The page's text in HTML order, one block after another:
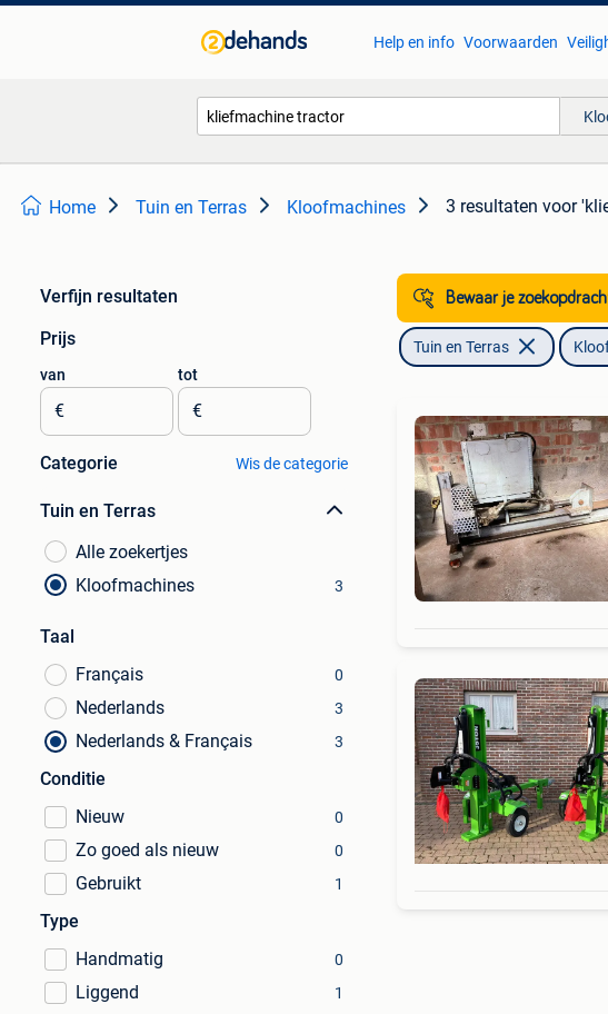
Help en info Voorwaarden
Home Tuin en Terras Kloofmachines 3 resultaten voor
Verfijn resultaten
Prijs
van
€
tot
€
Categorie Wis de categorie
Tuin en Terras
Alle zoekertjes
Kloofmachines
3
Taal
Français
0
Nederlands 3
Nederlands & Français 3
Conditie
Nieuw
0
Zo goed als nieuw 0
Gebruikt 1
Type
Handmatig
0
Liggend 1
Bewaar je
Tuin en Terras